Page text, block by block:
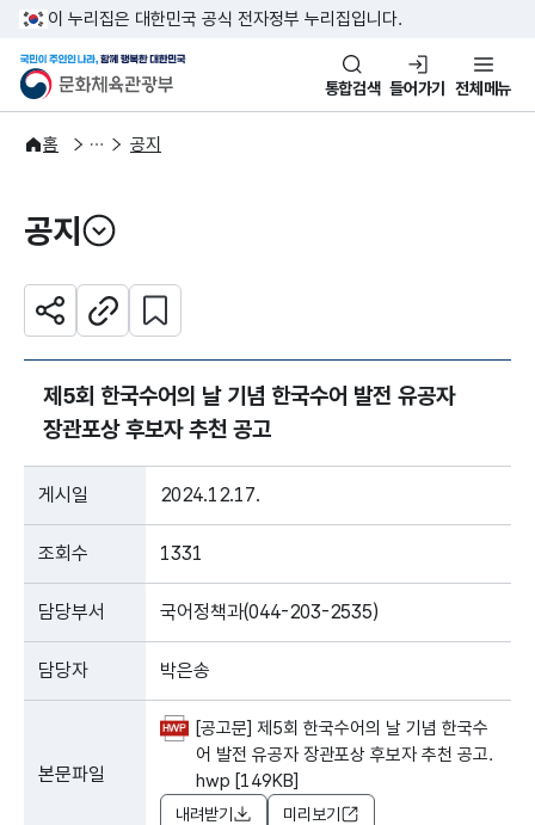
본문 바로가기
주메뉴 바로가기
이 누리집은 대한민국 공식 전자정부 누리집입니다.
문화체육관광부
국민이 주인인 나라, 함께 행복
통합검색 들어가기 전체메뉴
홈
알림·소식
알림 공지
공지
열기
공유하기주소복사
관심 콘텐츠 설정하기
제5회 한국수어의 날 기념 한국수어 발전 유공자
장관포상 후보자 추천 공고
게시일 2024.12.17.
조회수 1331
담당부서 국어정책과(044-203-2535)
담당자 박은송
본문파일
[공고문] 제5회 한국수어의 날 기념 한국수
어 발전 유공자 장관포상 후보자 추천 공고.
hwp [149KB]
내려받기 미리보기